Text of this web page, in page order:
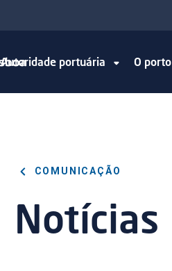
Autoridade portuária O porto
COMUNICAÇÃO
Notícias